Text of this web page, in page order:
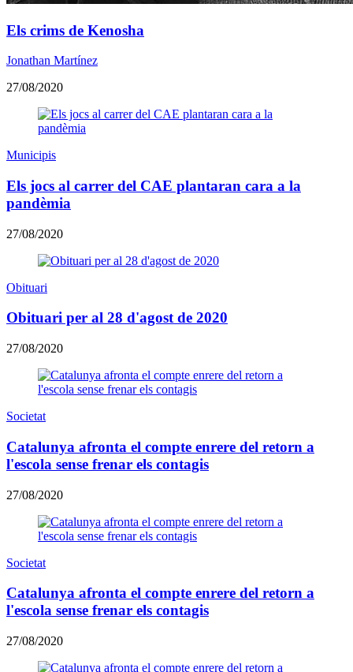
Els crims de Kenosha
Jonathan Martínez
27/08/2020
Municipis
Els jocs al carrer del CAE plantaran cara a la
pandèmia
27/08/2020
Obituari
Obituari per al 28 d'agost de 2020
27/08/2020
Societat
Catalunya afronta el compte enrere del retorn a
l'escola sense frenar els contagis
27/08/2020
Societat
Catalunya afronta el compte enrere del retorn a
l'escola sense frenar els contagis
27/08/2020